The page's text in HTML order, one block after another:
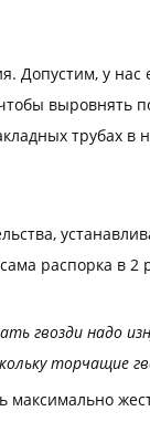
Допустим, у
выровнять
трубах
распорка в
гвозди надо
торчащие
максимально